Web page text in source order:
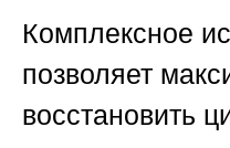
Комплексное
позволяет
восстановить